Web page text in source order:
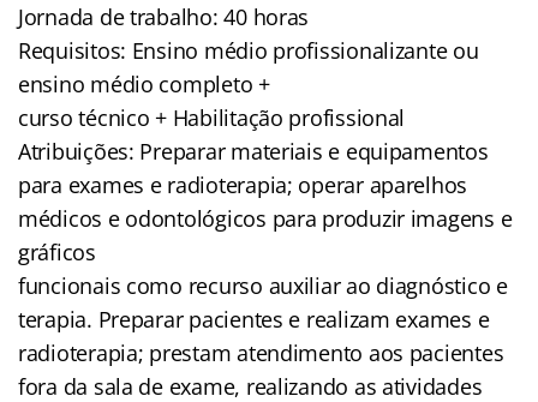
Jornada de trabalho: 40 horas
Requisitos: Ensino médio profissionalizante ou
ensino médio completo +
curso técnico + Habilitação profissional
Atribuições: Preparar materiais e equipamentos
para exames e radioterapia; operar aparelhos
médicos e odontológicos para produzir imagens e
gráficos
funcionais como recurso auxiliar ao diagnóstico e
terapia. Preparar pacientes e realizam exames e
radioterapia; prestam atendimento aos pacientes
fora da sala de exame, realizando as atividades